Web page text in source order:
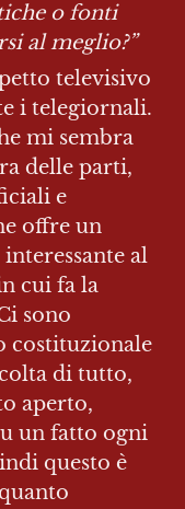
o fonti
al meglio?”
televisivo
i telegiornali.
mi sembra
delle parti,
e
offre un
al
cui fa la
sono
costituzionale
di tutto,
aperto,
un fatto ogni
questo è